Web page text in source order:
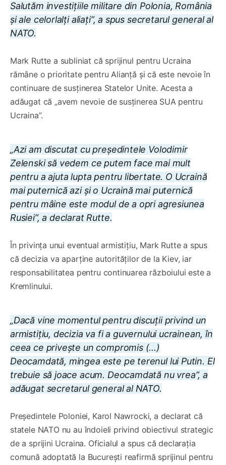
Salutăm investițiile militare din Polonia, România
și ale celorlalți aliați”, a spus secretarul general al
NATO.
Mark Rutte a subliniat că sprijinul pentru Ucraina
rămâne o prioritate pentru Alianță și că este nevoie în
continuare de susținerea Statelor Unite. Acesta a
adăugat că „avem nevoie de susținerea SUA pentru
Ucraina”.
„Azi am discutat cu președintele Volodimir
Zelenski să vedem ce putem face mai mult
pentru a ajuta lupta pentru libertate. O Ucraină
mai puternică azi și o Ucraină mai puternică
pentru mâine este modul de a opri agresiunea
Rusiei”, a declarat Rutte.
În privința unui eventual armistițiu, Mark Rutte a spus
că decizia va aparține autorităților de la Kiev, iar
responsabilitatea pentru continuarea războiului este a
Kremlinului.
„Dacă vine momentul pentru discuții privind un
armistițiu, decizia va fi a guvernului ucrainean, în
ceea ce privește un compromis (...)
Deocamdată, mingea este pe terenul lui Putin. El
trebuie să joace acum. Deocamdată nu vrea”, a
adăugat secretarul general al NATO.
Președintele Poloniei, Karol Nawrocki, a declarat că
statele NATO nu au îndoieli privind obiectivul strategic
de a sprijini Ucraina. Oficialul a spus că declarația
comună adoptată la București reafirmă sprijinul pentru